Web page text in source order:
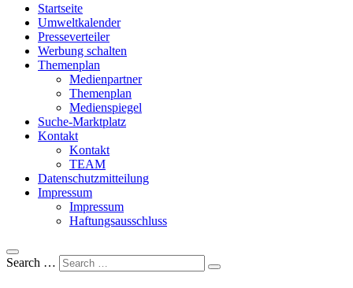
Startseite
Umweltkalender
Presseverteiler
Werbung schalten
Themenplan
Medienpartner
Themenplan
Medienspiegel
Suche-Marktplatz
Kontakt
Kontakt
TEAM
Datenschutzmitteilung
Impressum
Impressum
Haftungsausschluss
Search …